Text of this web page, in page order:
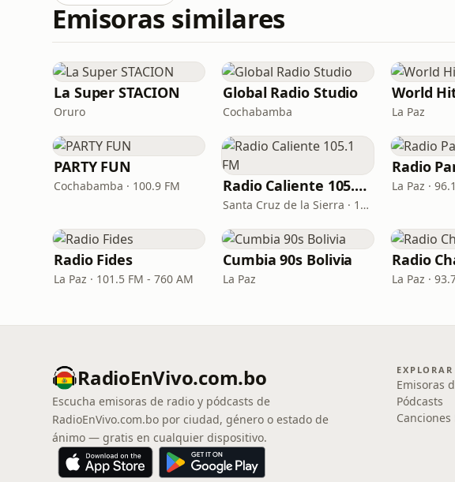
Emisoras similares
La Super STACION
Oruro
Global Radio Studio
Cochabamba
World
La Paz
PARTY FUN
Cochabamba · 100.9 FM Radio Caliente 105.1 FM
Santa Cruz de la Sierra · 105.1 FM
Radio
La Paz ·
Radio Fides
La Paz · 101.5 FM - 760 AM
Cumbia 90s Bolivia
La Paz
Radio
La Paz ·
RadioEnVivo.com.bo
Escucha emisoras de radio y pódcasts de
RadioEnVivo.com.bo por ciudad, género o estado de
ánimo — gratis en cualquier dispositivo.
EXPLORAR
Emisoras
Pódcasts